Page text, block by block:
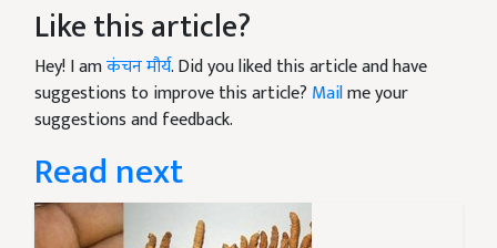
Like this article?
Hey! I amकंचन मौर्य. Did you liked this article and have
suggestions to improve this article? Mailme your
suggestions and feedback.
Read next